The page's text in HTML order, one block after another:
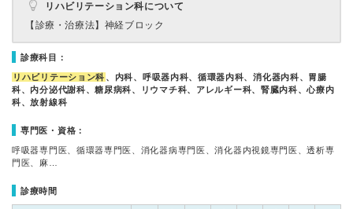
リハビリテーション科について
【診療・治療法】 神経ブロック
診療科目：
リハビリテーション科 、内科、呼吸器内科、循環器内科、消化器内科、胃腸
科、内分泌代謝科、糖尿病科、リウマチ科、アレルギー科、腎臓内科、心療内
科、放射線科
専門医・資格：
呼吸器専門医、循環器専門医、消化器病専門医、消化器内視鏡専門医、透析専
門医、麻…
診療時間